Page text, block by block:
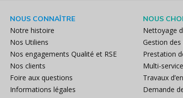
NOUS CONNAÎTRE
Notre histoire
Nos Utiliens
Nos engagements Qualité et RSE
Nos clients
Foire aux questions
Informations légales
NOUS
Nettoyage
Gestion
Prestation
Multi-
Travaux
Demande